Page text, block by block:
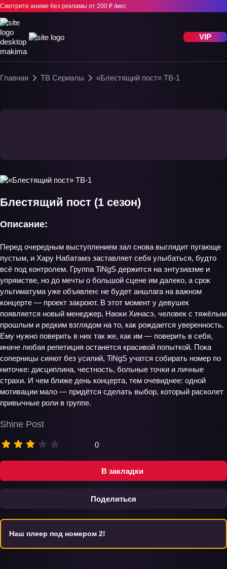
Смотрите аниме без рекламы от 200 ₽ /мес
VIP
Главная ТВ Сериалы «Блестящий пост» ТВ-1
В закладки
Поделиться
Блестящий пост (1 сезон)
Shine Post
0
Описание:
Перед очередным выступлением зал снова выглядит пугающе
пустым, и Хару Набатамэ заставляет себя улыбаться, будто
всё под контролем. Группа TiNgS держится на энтузиазме и
упрямстве, но до мечты о большой сцене им далеко, а срок
ультиматума уже объявлен: не будет аншлага на важном
концерте — проект закроют. В этот момент у девушек
появляется новый менеджер, Наоки Хинасэ, человек с тяжёлым
прошлым и редким взглядом на то, как рождается уверенность.
Ему нужно поверить в них так же, как им — поверить в себя,
иначе любая репетиция останется красивой попыткой. Пока
соперницы сияют без усилий, TiNgS учатся собирать номер по
ниточке: дисциплина, честность, больные точки и личные
страхи. И чем ближе день концерта, тем очевиднее: одной
мотивации мало — придётся сделать выбор, который расколет
привычные роли в группе.
Наш плеер под номером 2!